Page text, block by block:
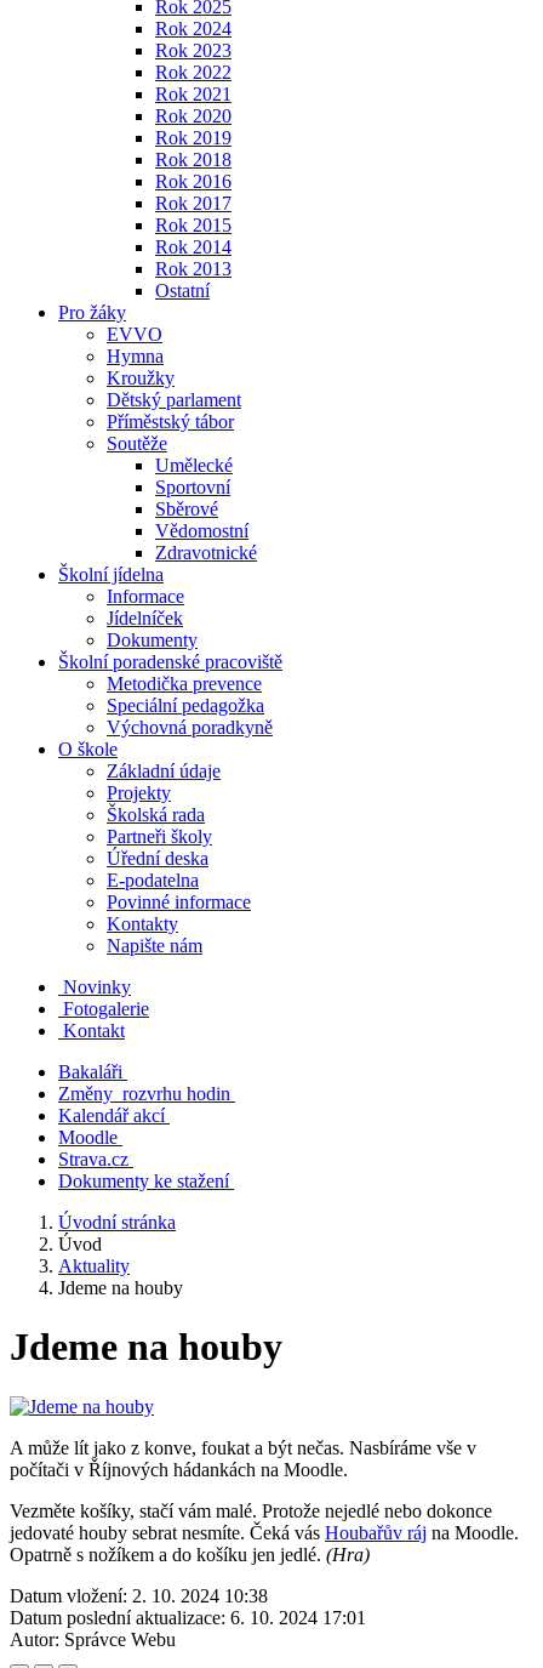
Rok 2025
Rok 2024
Rok 2023
Rok 2022
Rok 2021
Rok 2020
Rok 2019
Rok 2018
Rok 2016
Rok 2017
Rok 2015
Rok 2014
Rok 2013
Ostatní
Pro žáky
EVVO
Hymna
Kroužky
Dětský parlament
Příměstský tábor
Soutěže
Umělecké
Sportovní
Sběrové
Vědomostní
Zdravotnické
Školní jídelna
Informace
Jídelníček
Dokumenty
Školní poradenské pracoviště
Metodička prevence
Speciální pedagožka
Výchovná poradkyně
O škole
Základní údaje
Projekty
Školská rada
Partneři školy
Úřední deska
E-podatelna
Povinné informace
Kontakty
Napište nám
Novinky
Fotogalerie
Kontakt
Bakaláři
Změny rozvrhu hodin
Kalendář akcí
Moodle
Strava.cz
Dokumenty ke stažení
Úvodní stránka
Úvod
Aktuality
Jdeme na houby
Jdeme na houby
A může lít jako z konve, foukat a být nečas. Nasbíráme vše v
počítači v Říjnových hádankách na Moodle.
Vezměte košíky, stačí vám malé. Protože nejedlé nebo dokonce
jedovaté houby sebrat nesmíte. Čeká vás Houbařův ráj na Moodle.
Opatrně s nožíkem a do košíku jen jedlé. (Hra)
Datum vložení: 2. 10. 2024 10:38
Datum poslední aktualizace: 6. 10. 2024 17:01
Autor: Správce Webu